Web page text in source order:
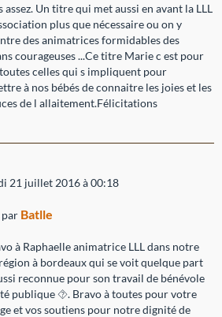
assez. Un titre qui met aussi en avant la LLL
plus que nécessaire ou on y
des animatrices formidables des
courageuses ...Ce titre Marie c est pour
celles qui s impliquent pour
à nos bébés de connaitre les joies et les
de l allaitement.Félicitations
21 juillet 2016 à 00:18
par Batlle
à Raphaelle animatrice LLL dans notre
à bordeaux qui se voit quelque part
reconnue pour son travail de bénévole
publique ⯑. Bravo à toutes pour votre
et vos soutiens pour notre dignité de